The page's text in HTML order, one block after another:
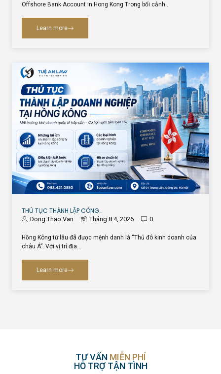
Offshore Bank Account in Hong Kong Trong bối cảnh…
Learn more
THỦ TỤC THÀNH LẬP CÔNG…
Dong Thao Van Tháng 8 4, 2026 0
Hồng Kông từ lâu đã được mệnh danh là “Thủ đô kinh doanh của
châu Á”. Với vị trí địa…
Learn more
TƯ VẤN MIỄN PHÍ
HỖ TRỢ TẬN TÌNH